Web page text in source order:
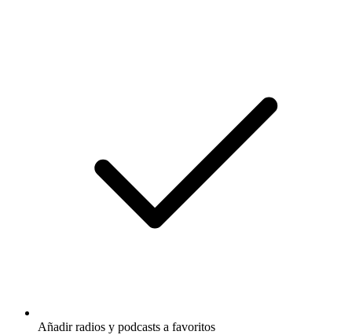
Añadir radios y podcasts a favoritos